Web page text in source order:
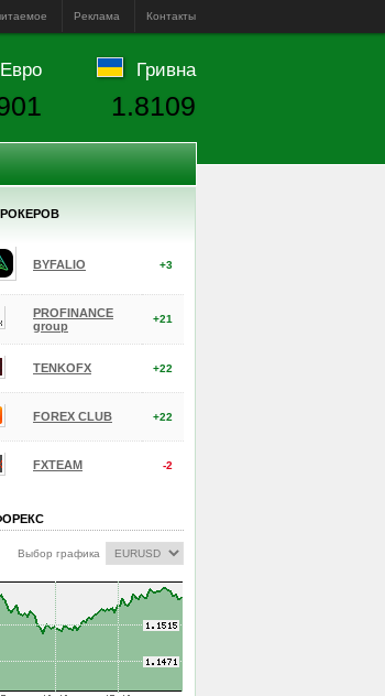
Реклама Контакты
BYFALIO +3
PROFINANCE
group
+21
TENKOFX +22
FOREX CLUB +22
FXTEAM -2
Выбор графика
Евро Гривна
1.8109